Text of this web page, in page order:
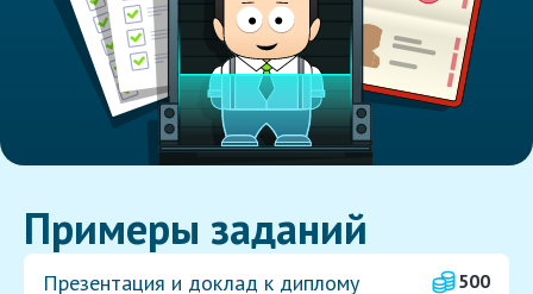
Примеры заданий
Презентация и доклад к диплому
500